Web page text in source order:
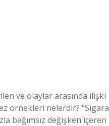
ve olaylar arasında ilişki
örnekleri nelerdir? “Sigara
bağımsız değişken içeren